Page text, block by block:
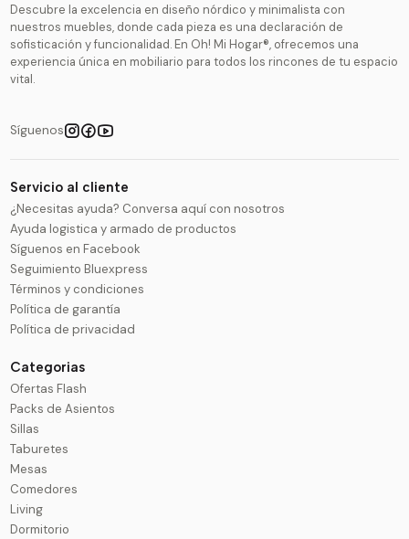
Descubre la excelencia en diseño nórdico y minimalista con
nuestros muebles, donde cada pieza es una declaración de
sofisticación y funcionalidad. En Oh! Mi Hogar®, ofrecemos una
experiencia única en mobiliario para todos los rincones de tu espacio
vital.
Síguenos
Servicio al cliente
¿Necesitas ayuda? Conversa aquí con nosotros
Ayuda logistica y armado de productos
Síguenos en Facebook
Seguimiento Bluexpress
Términos y condiciones
Política de garantía
Política de privacidad
Categorias
Ofertas Flash
Packs de Asientos
Sillas
Taburetes
Mesas
Comedores
Living
Dormitorio